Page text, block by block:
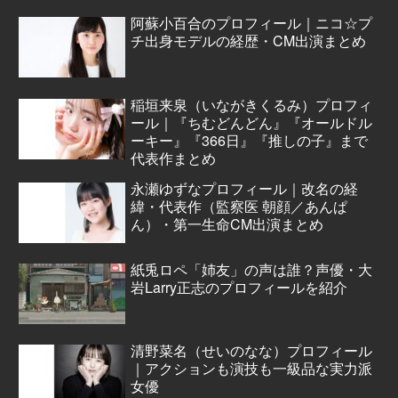
阿蘇小百合のプロフィール｜ニコ☆プ
チ出身モデルの経歴・CM出演まとめ
稲垣来泉（いながきくるみ）プロフィ
ール｜『ちむどんどん』『オールドル
ーキー』『366日』『推しの子』まで
代表作まとめ
永瀬ゆずなプロフィール｜改名の経
緯・代表作（監察医 朝顔／あんぱ
ん）・第一生命CM出演まとめ
紙兎ロペ「姉友」の声は誰？声優・大
岩Larry正志のプロフィールを紹介
清野菜名（せいのなな）プロフィール
｜アクションも演技も一級品な実力派
女優